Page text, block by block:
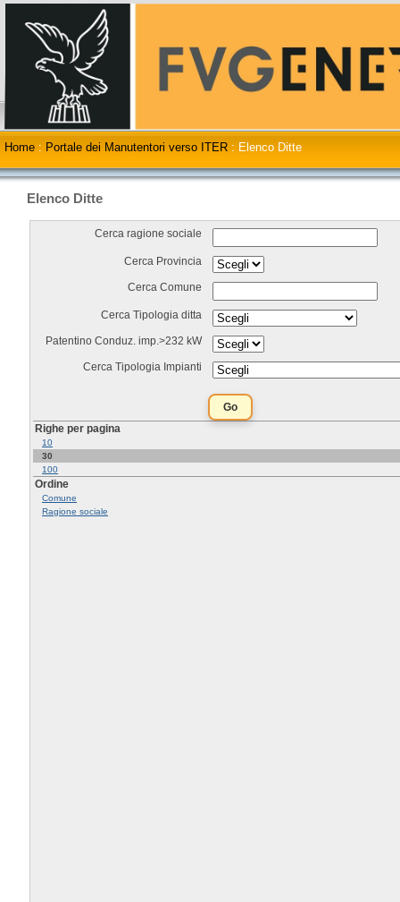
Home : Portale dei Manutentori verso ITER : Elenco Ditte
Elenco Ditte
Cerca ragione sociale
Cerca Provincia
Cerca Comune
Cerca Tipologia ditta
Patentino Conduz. imp.>232 kW
Cerca Tipologia Impianti
Righe per pagina
10
30
100
Ordine
Comune
Ragione sociale